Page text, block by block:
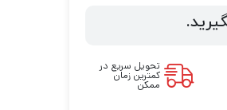
تحویل سریع در
کمترین زمان
ممکن